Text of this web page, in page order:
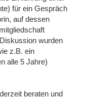
für ein Gespräch
auf dessen
wurden
z.B. ein
alle 5 Jahre)
beraten und